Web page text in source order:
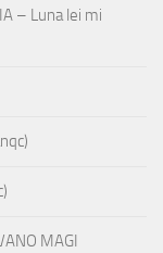
– Luna lei mi
MAGI